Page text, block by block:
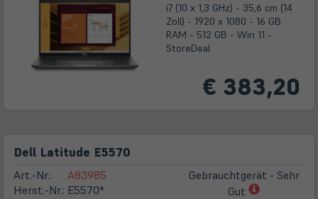
i7 (10 x 1,3 GHz) - 35,6 cm (14
Zoll) - 1920 x 1080 - 16 GB
RAM - 512 GB - Win 11 -
StoreDeal
€ 383,20
Dell Latitude E5570
Art.-Nr.:
Herst.-Nr.:
A83985
E5570*
Gebrauchtgerät - Sehr
Gut
(öffnet